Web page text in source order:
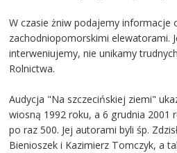
W czasie żniw podajemy informacje
zachodniopomorskimi elewatorami.
interweniujemy, nie unikamy
Rolnictwa.
Audycja "Na szczecińskiej ziemi"
wiosną 1992 roku, a 6 grudnia 2001
po raz 500. Jej autorami byli śp.
Bienioszek i Kazimierz Tomczyk, a